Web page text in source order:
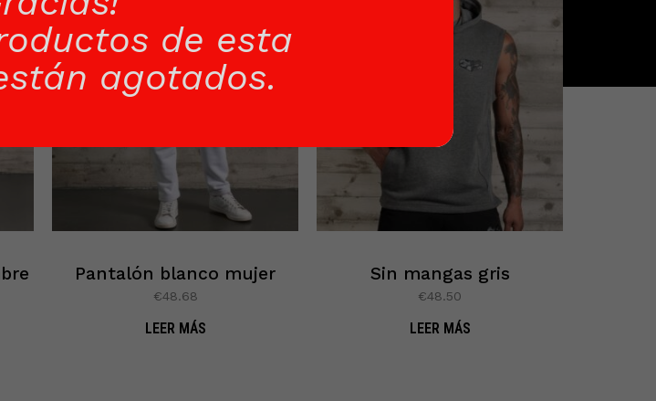
Pantalón blanco mujer
€48.68
LEER MÁS
Sin mangas gris
€48.50
LEER MÁS
de esta
agotados.